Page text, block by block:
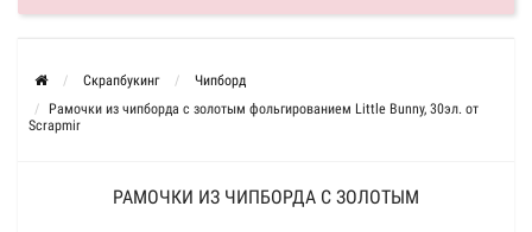
Скрапбукинг
Чипборд
Рамочки из чипборда с золотым фольгированием Little Bunny, 30эл. от
Scrapmir
РАМОЧКИ ИЗ ЧИПБОРДА С ЗОЛОТЫМ